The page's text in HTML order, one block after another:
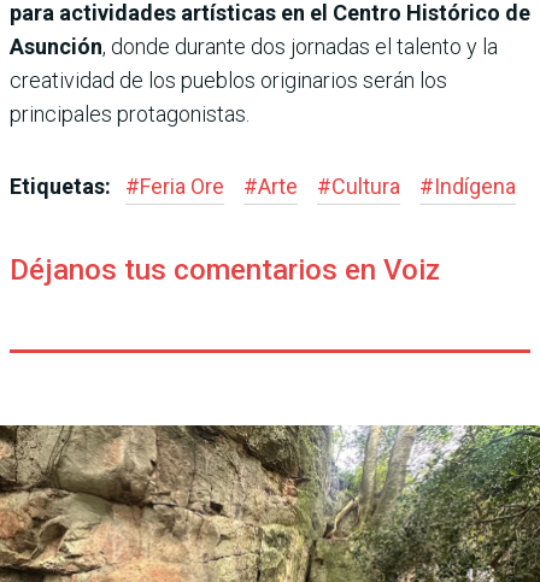
para actividades artísticas en el Centro Histórico de
Asunción, donde durante dos jornadas el talento y la
creatividad de los pueblos originarios serán los
principales protagonistas.
Etiquetas: #Feria Ore #Arte #Cultura #Indígena
Déjanos tus comentarios en Voiz